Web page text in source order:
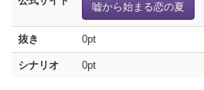
嘘から始まる恋の夏
抜き 0pt
シナリオ 0pt